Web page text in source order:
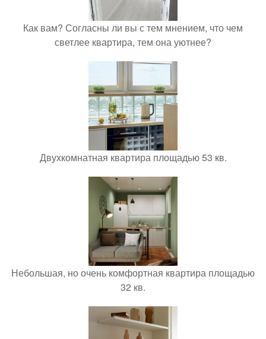
Как вам? Согласны ли вы с тем мнением, что чем
светлее квартира, тем она уютнее?
Двухкомнатная квартира площадью 53 кв.
Небольшая, но очень комфортная квартира площадью
32 кв.